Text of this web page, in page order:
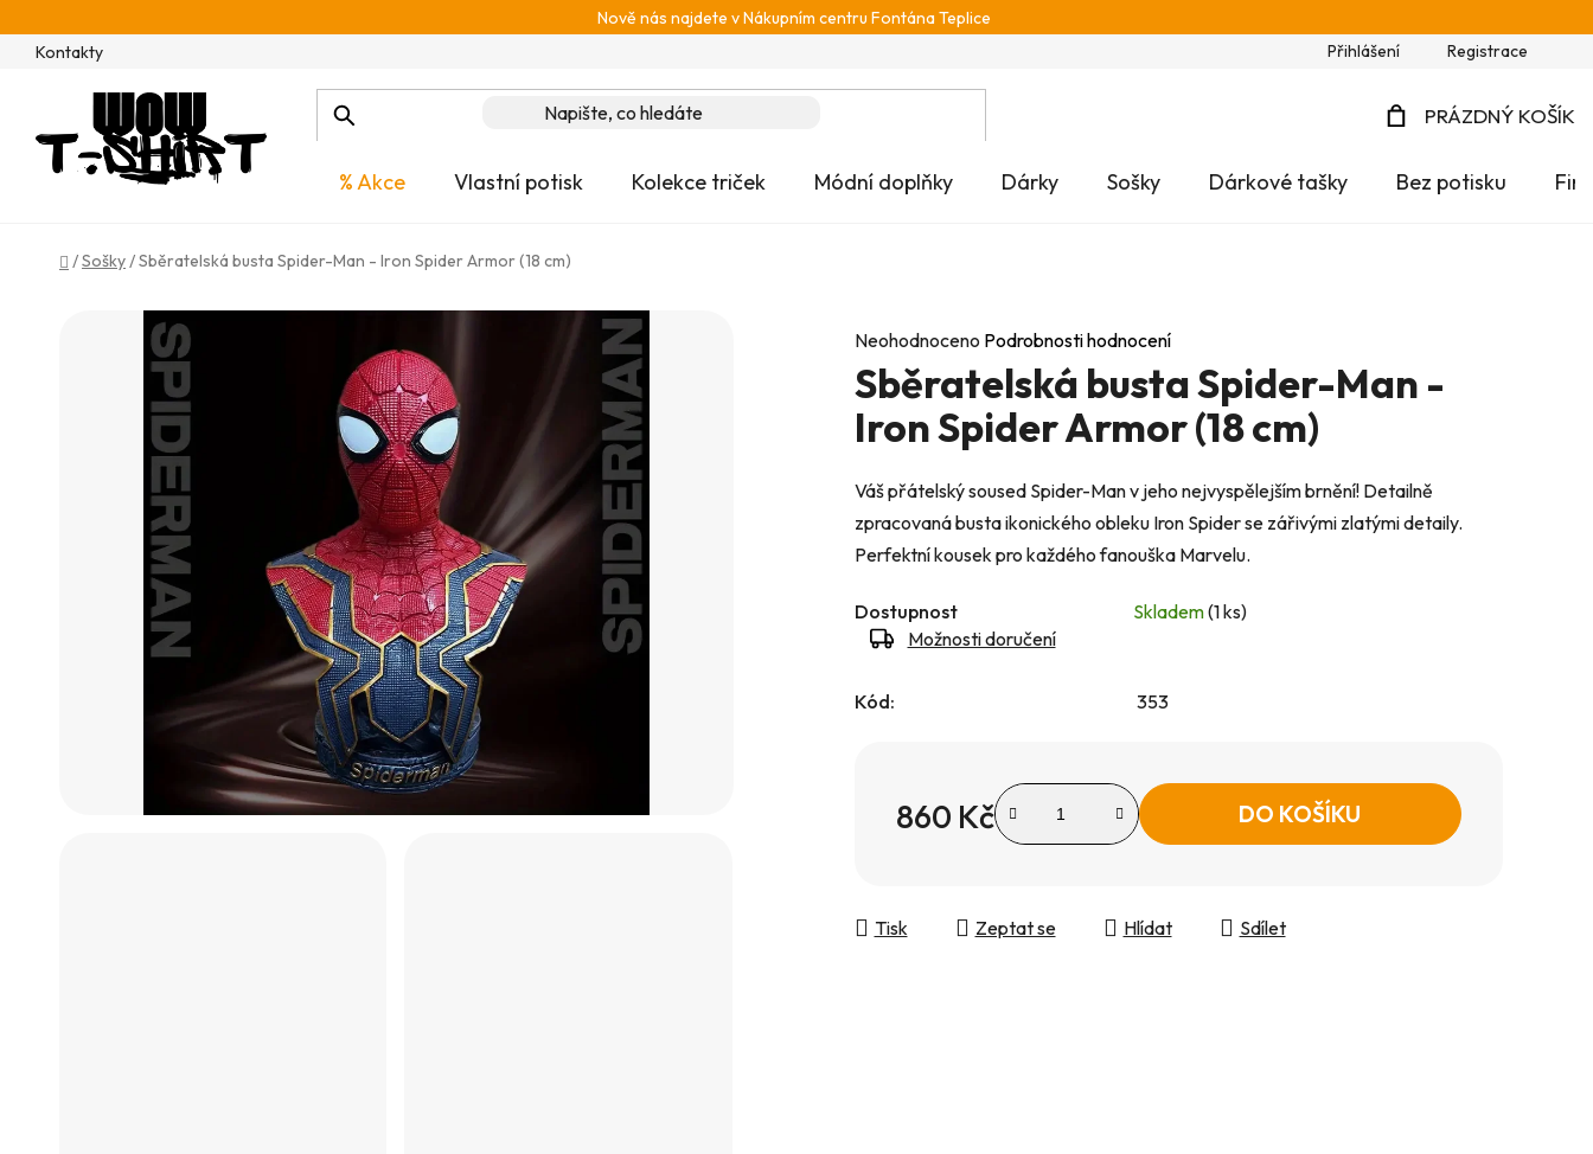
na
obsah
Nově nás najdete v Nákupním centru Fontána Teplice
Kontakty
Přihlášení Registrace
PRÁZDNÝ KOŠÍK
% Akce Vlastní potisk Kolekce triček Módní doplňky Dárky Sošky Dárkové tašky Bez potisku
Domů
/Sošky/Sběratelská busta Spider-Man - Iron Spider Armor (18 cm)
Průměrné
hodnocení
produktu
z
5
hvězdiček.
Neohodnoceno Podrobnosti hodnocení
Sběratelská busta Spider-Man -
Iron Spider Armor (18 cm)
Váš přátelský soused Spider-Man v jeho nejvyspělejším brnění! Detailně
zpracovaná busta ikonického obleku Iron Spider se zářivými zlatými detaily.
Perfektní kousek pro každého fanouška Marvelu.
Dostupnost Skladem(1 ks)
Možnosti doručení
Kód: 353
860 Kč DO KOŠÍKU
Tisk Zeptat se Hlídat Sdílet